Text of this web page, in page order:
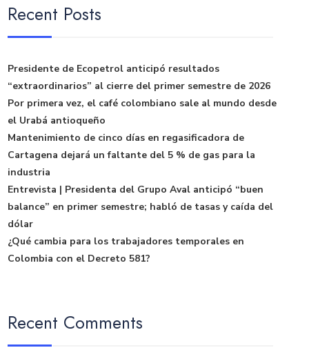
Recent Posts
Presidente de Ecopetrol anticipó resultados
“extraordinarios” al cierre del primer semestre de 2026
Por primera vez, el café colombiano sale al mundo desde
el Urabá antioqueño
Mantenimiento de cinco días en regasificadora de
Cartagena dejará un faltante del 5 % de gas para la
industria
Entrevista | Presidenta del Grupo Aval anticipó “buen
balance” en primer semestre; habló de tasas y caída del
dólar
¿Qué cambia para los trabajadores temporales en
Colombia con el Decreto 581?
Recent Comments